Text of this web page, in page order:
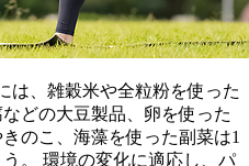
は、雑穀米や全粒粉を使った
どの大豆製品、卵を使った
のこ、海藻を使った副菜は1
。 環境の変化に適応し、パ